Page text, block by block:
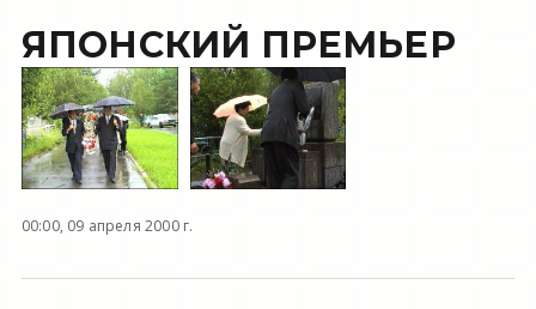
ЯПОНСКИЙ ПРЕМЬЕР
00:00, 09 апреля 2000 г.